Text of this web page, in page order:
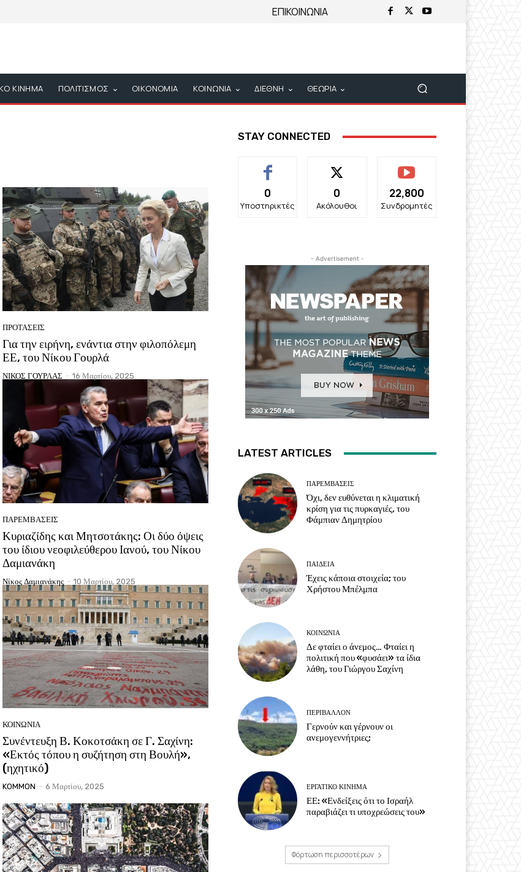
ΕΠΙΚΟΙΝΩΝΙΑ
ΚΙΝΗΜΑ ΠΟΛΙΤΙΣΜΟΣ ΟΙΚΟΝΟΜΙΑ ΚΟΙΝΩΝΙΑ ΔΙΕΘΝΗ ΘΕΩΡΙΑ
ΠΡΟΤΑΣΕΙΣ
Για την ειρήνη, ενάντια στην φιλοπόλεμη
ΕΕ, του Νίκου Γουρλά
ΝΙΚΟΣ ΓΟΥΡΛΑΣ - 16 Μαρτίου, 2025
ΠΑΡΕΜΒΑΣΕΙΣ
Κυριαζίδης και Μητσοτάκης: Οι δύο όψεις
του ίδιου νεοφιλεύθερου Ιανού, του Νίκου
Δαμιανάκη
Νίκος Δαμιανάκης - 10 Μαρτίου, 2025
ΚΟΙΝΩΝΙΑ
Συνέντευξη Β. Κοκοτσάκη σε Γ. Σαχίνη:
«Εκτός τόπου η συζήτηση στη Βουλή»,
(ηχητικό)
KOMMON - 6 Μαρτίου, 2025
STAY CONNECTED
0
Υποστηρικτές
0
Ακόλουθοι
22,800
Συνδρομητές
- Advertisement -
LATEST ARTICLES
ΠΑΡΕΜΒΑΣΕΙΣ
Όχι, δεν ευθύνεται η κλιματική
κρίση για τις πυρκαγιές, του
Φάμπιαν Δημητρίου
ΠΑΙΔΕΙΑ
Έχεις κάποια στοιχεία; του
Χρήστου Μπέλμπα
ΚΟΙΝΩΝΙΑ
Δε φταίει ο άνεμος… Φταίει η
πολιτική που «φυσάει» τα ίδια
λάθη, του Γιώργου Σαχίνη
ΠΕΡΙΒΆΛΛΟΝ
Γερνούν και γέρνουν οι
ανεμογεννήτριες;
ΕΡΓΑΤΙΚΟ ΚΙΝΗΜΑ
ΕΕ: «Ενδείξεις ότι το Ισραήλ
παραβιάζει τι υποχρεώσεις του»
Φόρτωση περισσοτέρων